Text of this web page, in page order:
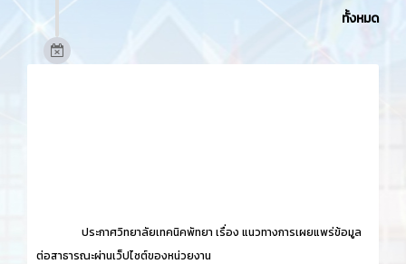
ทั้งหมด
ประกาศวิทยาลัยเทคนิคพัทยา เรื่อง แนวทางการเผยแพร่ข้อมูล
ต่อสาธารณะผ่านเว็ปไซต์ของหน่วยงาน